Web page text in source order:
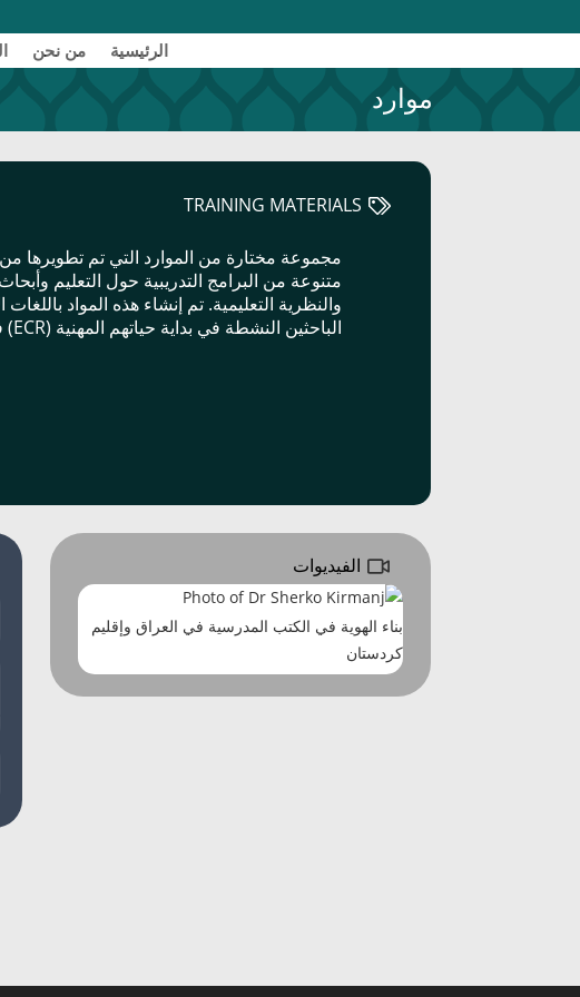
الرئیسیة من نحن
موارد
TRAINING MATERIALS
متنوعة من البرامج التدريبية حول التعليم
والنظرية التعليمية. تم إنشاء هذه المواد
الباحثين النشطة في بداية حياتهم المهنية (ECR) في العراق.
الفيديوات
بناء الهوية في الكتب المدرسية في العراق وإقليم
كردستان